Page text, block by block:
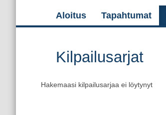
Aloitus Tapahtumat
Kilpailusarjat
Hakemaasi kilpailusarjaa ei löytynyt